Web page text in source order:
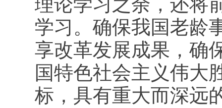
学习。确保我国老龄
享改革发展成果，确
国特色社会主义伟大
标，具有重大而深远